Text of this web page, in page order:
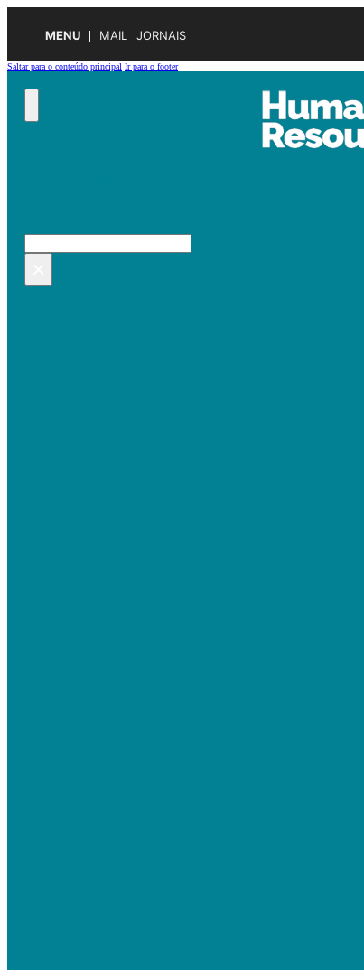
MENU MAIL JORNAIS
Saltar para o conteúdo principal Ir para o footer
Pesquisar